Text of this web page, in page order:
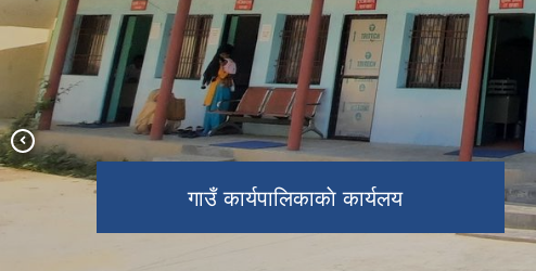
गाउँ कार्यपालिकाकाे कार्यलय
माननीय जिल्ला न्यायाधीश गाउँपालिकाको
न्यायिक समितिको काम कारवाहीको निरक्षणा